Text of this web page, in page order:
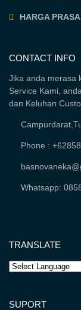
HARGA
CONTACT INFO
Jika anda merasa
Service Kami,
dan Keluhan
Phone :
Whatsapp:
TRANSLATE
SUPORT